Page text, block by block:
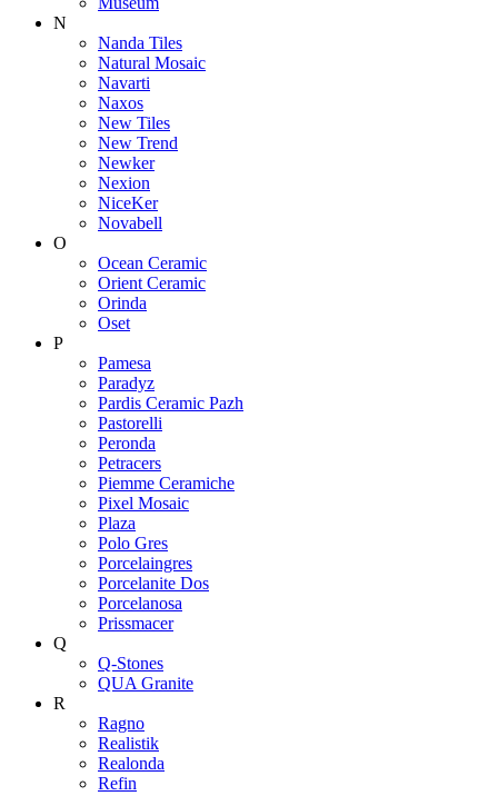
N
Nanda Tiles
Natural Mosaic
Navarti
Naxos
New Tiles
New Trend
Newker
Nexion
NiceKer
Novabell
O
Ocean Ceramic
Orient Ceramic
Orinda
Oset
P
Pamesa
Paradyz
Pardis Ceramic Pazh
Pastorelli
Peronda
Petracers
Piemme Ceramiche
Pixel Mosaic
Plaza
Polo Gres
Porcelaingres
Porcelanite Dos
Porcelanosa
Prissmacer
Q
Q-Stones
QUA Granite
R
Ragno
Realistik
Realonda
Refin